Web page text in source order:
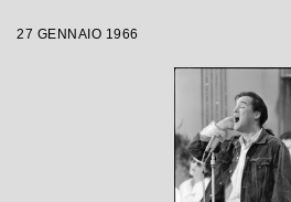
27 GENNAIO 1966